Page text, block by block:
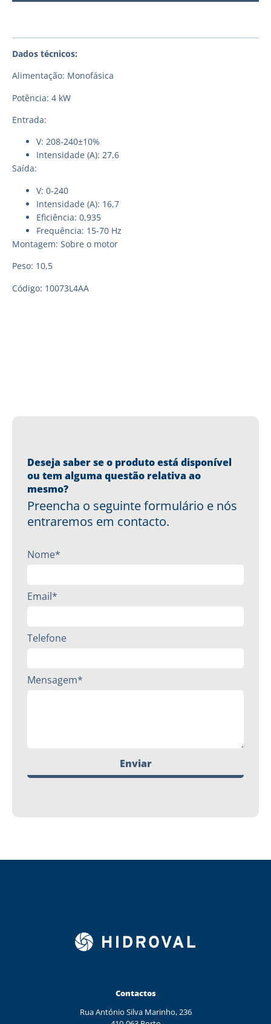
Dados técnicos:
Alimentação: Monofásica
Potência: 4 kW
Entrada:
V: 208-240±10%
Intensidade (A): 27,6
Saída:
V: 0-240
Intensidade (A): 16,7
Eficiência: 0,935
Frequência: 15-70 Hz
Montagem: Sobre o motor
Peso: 10,5
Código: 10073L4AA
Deseja saber se o produto está disponível
ou tem alguma questão relativa ao
mesmo?
Preencha o seguinte formulário e nós
entraremos em contacto.
Nome*
Email*
Telefone
Mensagem*
Enviar
Contactos
Rua António Silva Marinho, 236